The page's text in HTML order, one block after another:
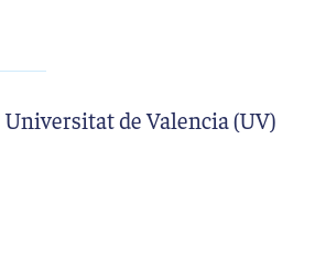
Universitat de Valencia (UV)